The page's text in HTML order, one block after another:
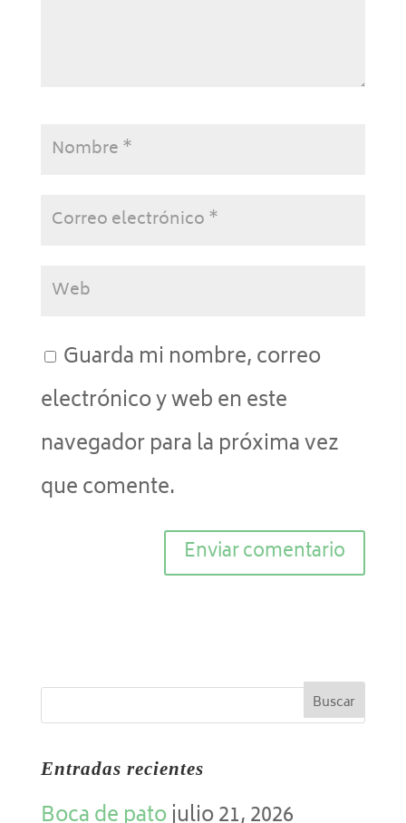
Guarda mi nombre, correo
electrónico y web en este
navegador para la próxima vez
que comente.
Entradas recientes